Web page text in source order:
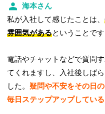
海本さん
私が入社して感じたことは、
雰囲気があるということです
電話やチャットなどで質問
てくれますし、入社後しば
した。疑問や不安をその日
毎日ステップアップしてい